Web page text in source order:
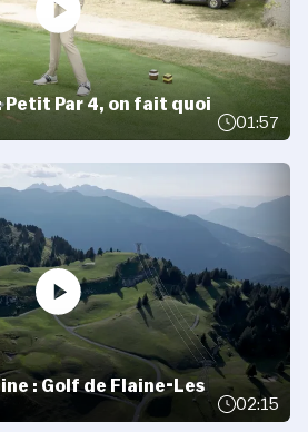
Petit Par 4, on fait quoi
01:57
: Golf de Flaine-Les
02:15